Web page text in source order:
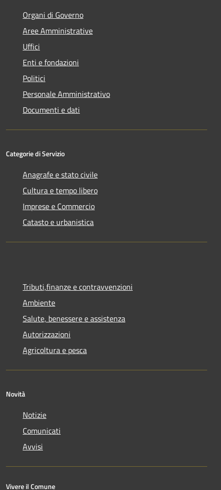
Organi di Governo
Aree Amministrative
Uffici
Enti e fondazioni
Politici
Personale Amministrativo
Documenti e dati
Categorie di Servizio
Anagrafe e stato civile
Cultura e tempo libero
Imprese e Commercio
Catasto e urbanistica
Tributi,finanze e contravvenzioni
Ambiente
Salute, benessere e assistenza
Autorizzazioni
Agricoltura e pesca
Novità
Notizie
Comunicati
Avvisi
Vivere il Comune